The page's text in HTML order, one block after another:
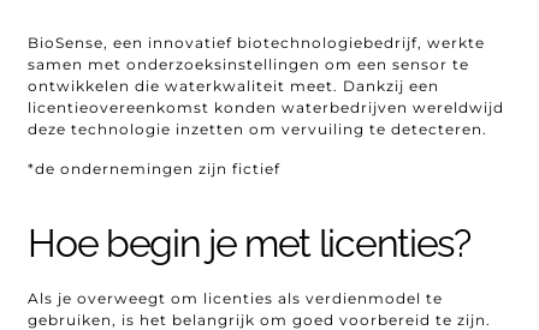
BioSense, een innovatief biotechnologiebedrijf, werkte
samen met onderzoeksinstellingen om een sensor te
ontwikkelen die waterkwaliteit meet. Dankzij een
licentieovereenkomst konden waterbedrijven wereldwijd
deze technologie inzetten om vervuiling te detecteren.
*de ondernemingen zijn fictief
Hoe begin je met licenties?
Als je overweegt om licenties als verdienmodel te
gebruiken, is het belangrijk om goed voorbereid te zijn.